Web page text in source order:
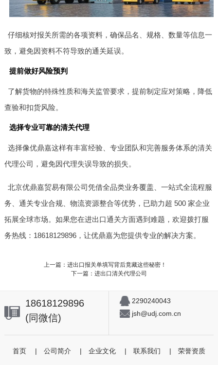
仔细核对报关所需的各项资料，确保品名、规格、数量等信息一
致，避免因资料不符导致的通关延误。
提前做好风险预判
了解货物的特殊性质和海关监管要求，提前制定应对策略，降低
查验和扣货风险。
选择专业可靠的清关代理
选择像优鼎嘉这样有丰富经验、专业团队和完善服务体系的清关
代理公司，避免因代理失误导致的损失。
北京优鼎嘉贸易有限公司凭借全品类业务覆盖、一站式全流程服
务、通关专业合规、物流资源整合等优势，已助力超 500 家企业
拓展全球市场。如果您在进出口通关方面遇到难题，欢迎拨打服
务热线：18618129896，让优鼎嘉为您提供专业的解决方案。
上一篇：进出口报关单填写背后竟藏这些秘密！
下一篇：进出口清关代理公司
18618129896
(同微信)
2290240043
jsh@udj.com.cn
首页 | 公司简介 | 企业文化 | 联系我们 | 荣誉资质